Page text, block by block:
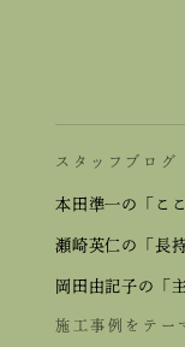
スタッフブログ
本田準一の「こ
瀬崎英仁の「長
岡田由記子の「
施工事例をテー